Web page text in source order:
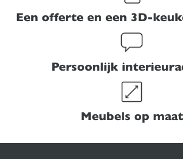
Een offerte en een 3D-
Persoonlijk
Meubels op maat